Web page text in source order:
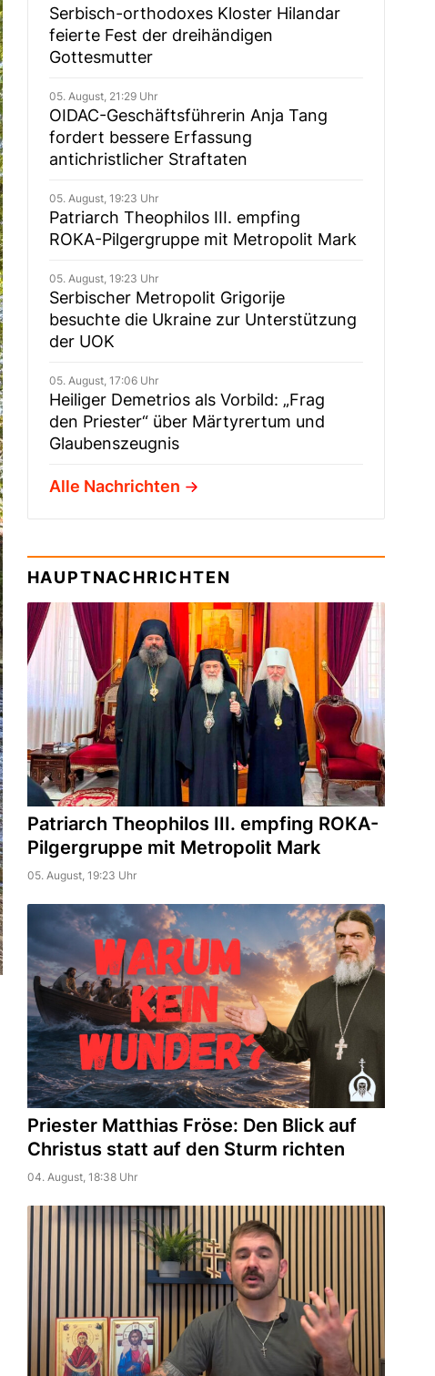
Serbisch-orthodoxes Kloster Hilandar
feierte Fest der dreihändigen
Gottesmutter
05. August, 21:29 Uhr
OIDAC-Geschäftsführerin Anja Tang
fordert bessere Erfassung
antichristlicher Straftaten
05. August, 19:23 Uhr
Patriarch Theophilos III. empfing
ROKA-Pilgergruppe mit Metropolit Mark
05. August, 19:23 Uhr
Serbischer Metropolit Grigorije
besuchte die Ukraine zur Unterstützung
der UOK
05. August, 17:06 Uhr
Heiliger Demetrios als Vorbild: „Frag
den Priester“ über Märtyrertum und
Glaubenszeugnis
Alle Nachrichten
HAUPTNACHRICHTEN
Patriarch Theophilos III. empfing ROKA-
Pilgergruppe mit Metropolit Mark
05. August, 19:23 Uhr
Priester Matthias Fröse: Den Blick auf
Christus statt auf den Sturm richten
04. August, 18:38 Uhr